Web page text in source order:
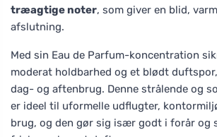
træagtige noter, som giver en blid,
afslutning.
Med sin Eau de Parfum-koncentration
moderat holdbarhed og et blødt
dag- og aftenbrug. Denne strålende og
er ideel til uformelle udflugter,
brug, og den gør sig især godt i forår og